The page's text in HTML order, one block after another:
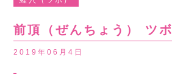
前頂（ぜんちょう） ツボ
2019年06月4日